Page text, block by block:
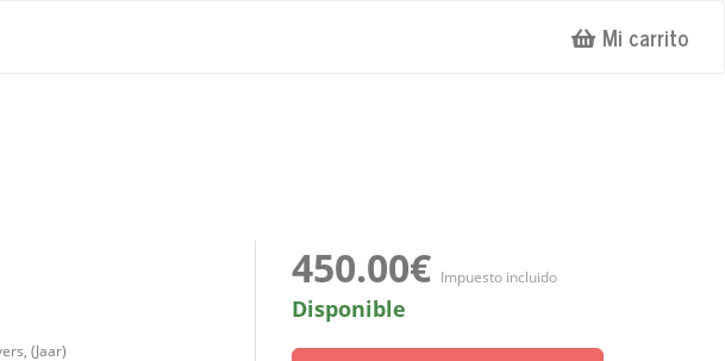
Mi carrito
(Jaar)
450.00€ Impuesto incluido
Disponible